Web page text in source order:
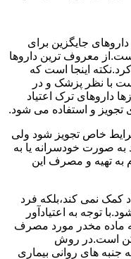
جایگزین برای
معروف ترین داروها
اینجا است که
با نظر پزشک و در
داروهای ترک اعتیاد
تجویز و استفاده می شود.
خاص تجویز شود ولی
صورت خودسرانه یا به
به تهیه و مصرف این
کمک نمی کند،بلکه فرد
توجه به اعتیادآور
به ماده مخدر مورد مصرف
است.در روش
جنبه های روانی بیماری